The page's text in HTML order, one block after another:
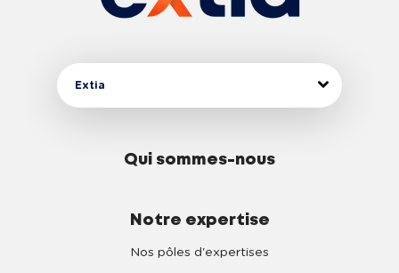
Extia
Qui sommes-nous
Notre expertise
Nos pôles d'expertises